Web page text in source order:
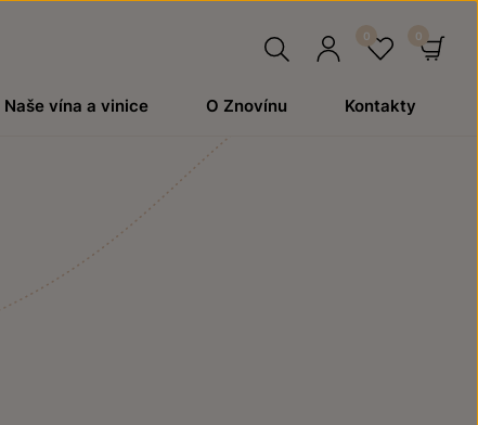
Naše vína a vinice O Znovínu Kontakty